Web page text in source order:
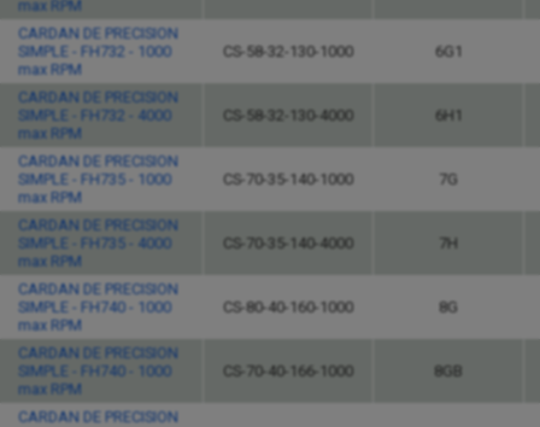
max RPM
CARDAN DE PRECISION
SIMPLE - FH732 - 1000
max RPM
CS-58-32-130-1000 6G1
CARDAN DE PRECISION
SIMPLE - FH732 - 4000
max RPM
CS-58-32-130-4000 6H1
CARDAN DE PRECISION
SIMPLE - FH735 - 1000
max RPM
CS-70-35-140-1000 7G
CARDAN DE PRECISION
SIMPLE - FH735 - 4000
max RPM
CS-70-35-140-4000 7H
CARDAN DE PRECISION
SIMPLE - FH740 - 1000
max RPM
CS-80-40-160-1000 8G
CARDAN DE PRECISION
SIMPLE - FH740 - 1000
max RPM
CS-70-40-166-1000 8GB
CARDAN DE PRECISION